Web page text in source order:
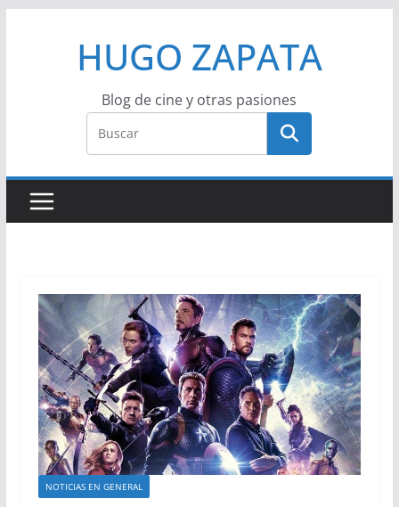
HUGO ZAPATA
Blog de cine y otras pasiones
NOTICIAS EN GENERAL